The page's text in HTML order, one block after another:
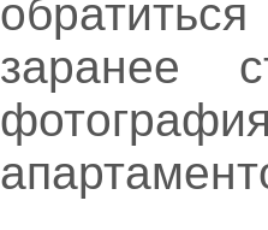
заранее